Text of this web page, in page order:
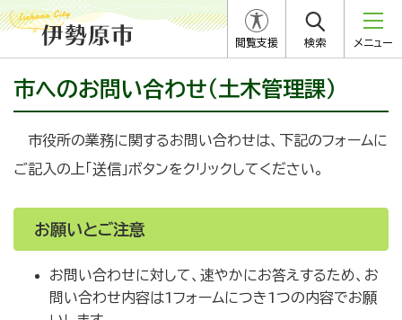
閲覧支援 検索 メニュー
市へのお問い合わせ（土木管理課）
市役所の業務に関するお問い合わせは、下記のフォームに
ご記入の上「送信」ボタンをクリックしてください。
お願いとご注意
お問い合わせに対して、速やかにお答えするため、お
問い合わせ内容は1フォームにつき1つの内容でお願